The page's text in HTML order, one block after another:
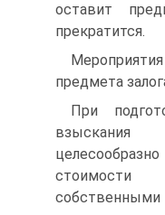
оставит
прекратится.
предмета
При
собственными